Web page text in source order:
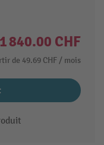
1 840.00 CHF
de 49.69 CHF / mois